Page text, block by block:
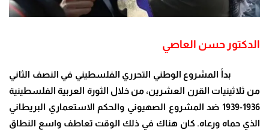
الدكتور حسن العاصي
بدأ المشروع الوطني التحرري الفلسطيني في النصف الثاني
من ثلاثينيات القرن العشرين، من خلال الثورة العربية الفلسطينية
1936-1939 ضد المشروع الصهيوني والحكم الاستعماري البريطاني
الذي حماه ورعاه. كان هناك في ذلك الوقت تعاطف واسع النطاق